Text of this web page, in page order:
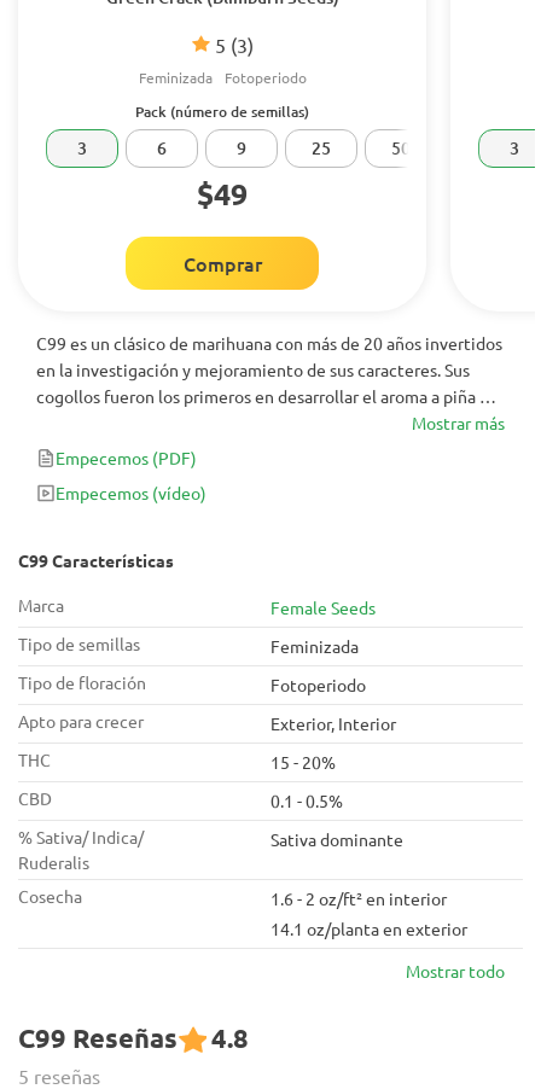
5 (3)
Feminizada Fotoperiodo
Pack (número de semillas)
3 6 9 25 50 100
$49
Comprar
3
C99 es un clásico de marihuana con más de 20 años invertidos
en la investigación y mejoramiento de sus caracteres. Sus
cogollos fueron los primeros en desarrollar el aroma a piña y
pomelo dulce, precursor de muchas cepas. Su efecto es
eufórico y creativo, muy clásico como buena variedad
landrace.
Mostrar más
Empecemos (PDF)
Empecemos (vídeo)
C99 Características
Marca
Female Seeds
Tipo de semillas
Feminizada
Tipo de floración
Fotoperiodo
Apto para crecer
Exterior, Interior
THC
15 - 20%
CBD
0.1 - 0.5%
% Sativa/ Indica/
Ruderalis
Sativa dominante
Cosecha
1.6 - 2 oz/ft² en interior
14.1 oz/planta en exterior
Mostrar todo
C99 Reseñas 4.8
5 reseñas